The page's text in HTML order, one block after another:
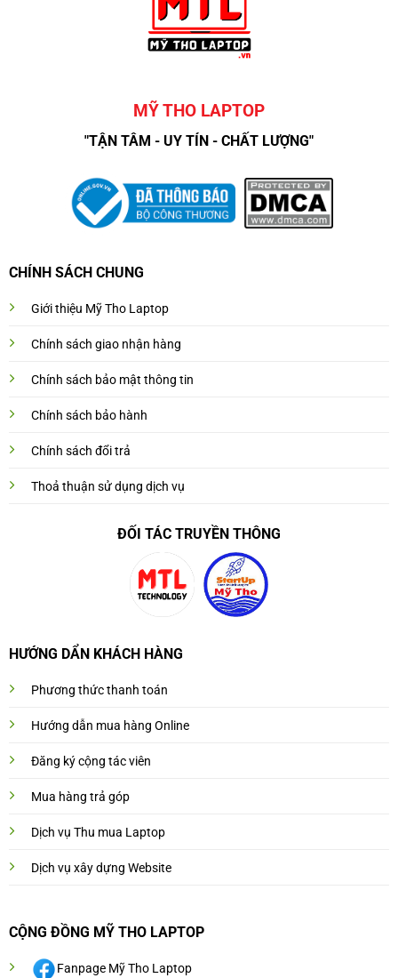
MỸ THO LAPTOP
"TẬN TÂM - UY TÍN - CHẤT LƯỢNG"
CHÍNH SÁCH CHUNG
Giới thiệu Mỹ Tho Laptop
Chính sách giao nhận hàng
Chính sách bảo mật thông tin
Chính sách bảo hành
Chính sách đổi trả
Thoả thuận sử dụng dịch vụ
ĐỐI TÁC TRUYỀN THÔNG
HƯỚNG DẨN KHÁCH HÀNG
Phương thức thanh toán
Hướng dẫn mua hàng Online
Đăng ký cộng tác viên
Mua hàng trả góp
Dịch vụ Thu mua Laptop
Dịch vụ xây dựng Website
CỘNG ĐỒNG MỸ THO LAPTOP
Fanpage Mỹ Tho Laptop